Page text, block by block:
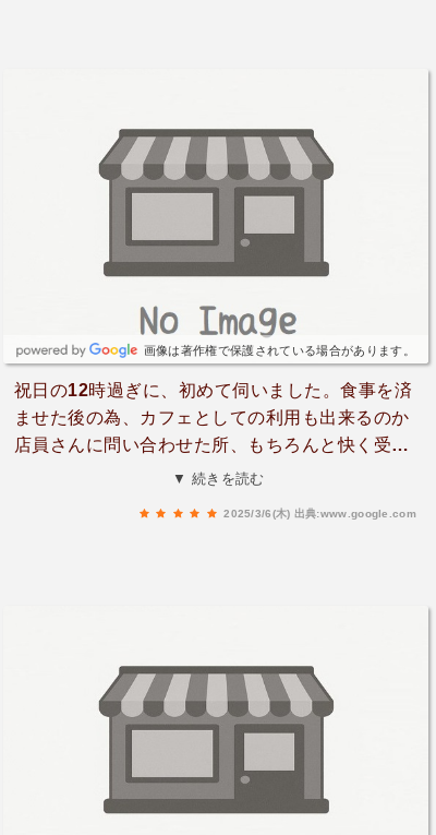
画像は著作権で保護されている場合があります。
祝日の12時過ぎに、初めて伺いました。食事を済
ませた後の為、カフェとしての利用も出来るのか
店員さんに問い合わせた所、もちろんと快く受け
てくれました。ログハウステイストの雰囲気で、
▼ 続きを読む
2025/3/6(木) 出典:www.google.com